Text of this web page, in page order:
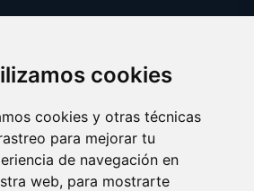
cookies
cookies y otras técnicas
para mejorar tu
de navegación en
web, para mostrarte
cookies preferences
© 2025 whitehouse.es